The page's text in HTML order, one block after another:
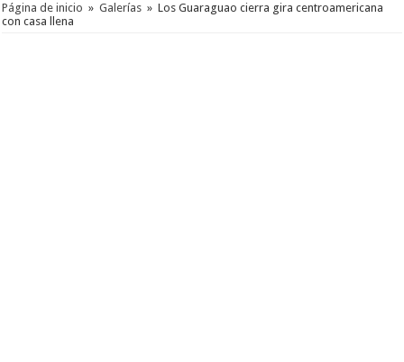
Página de inicio » Galerías » Los Guaraguao cierra gira centroamericana
con casa llena